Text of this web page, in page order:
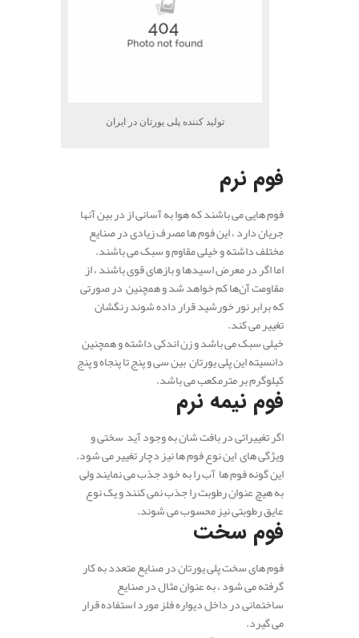
تولید کننده پلی یورتان در ایران
فوم نرم
فوم هایی می باشند که هوا به آسانی از در بین آنها
جریان دارد ، این فوم ها مصرف زیادی در صنایع
مختلف داشته و خیلی مقاوم و سبک می باشند.
اما اگر در معرض اسیدها و بازهای قوی باشند ، از
مقاومت آن‌ها کم خواهد شد و همچنین در صورتی
که برابر نور خورشید قرار داده شوند رنگشان
تغییر می کند.
خیلی سبک می باشد و زن اندکی داشته و همچنین
دانسیته این پلی یورتان بین سی و پنج تا پنجاه و پنج
کیلوگرم بر مترمکعب می باشد.
فوم نیمه نرم
اگر تغییراتی در بافت شان به وجود آید سختی و
ویژگی های این نوع فوم ها نیز دچار تغییر می شود.
این گونه فوم ها آب را به خود جذب می‌ نمایند ولی
به هیچ عنوان رطوبت را جذب نمی کنند و یک نوع
عایق رطوبتی نیز محسوب می شوند.
فوم سخت
فوم های سخت پلی یورتان در صنایع متعدد به کار
گرفته می شود ، به عنوان مثال در صنایع
ساختمانی در داخل دیواره فلز مورد استفاده قرار
می گیرد.